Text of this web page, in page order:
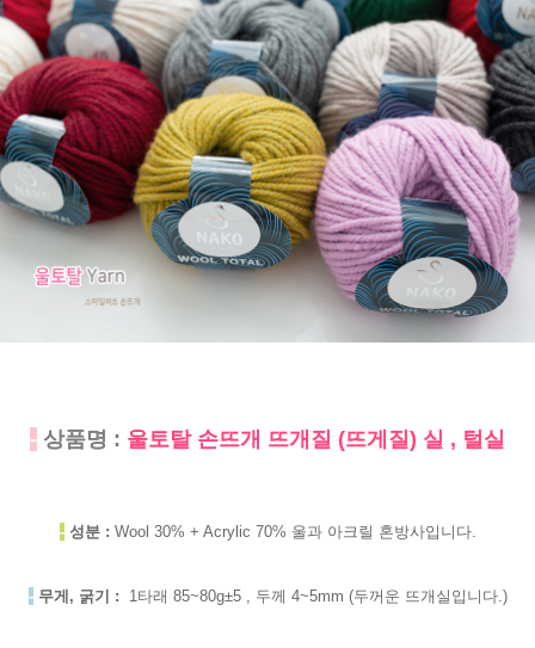
- 상품명 : 울토탈 손뜨개 뜨개질 (뜨게질) 실 , 털실
- 성분 : Wool 30% + Acrylic 70% 울과 아크릴 혼방사입니다.
- 무게, 굵기 : 1타래 85~80g±5 , 두께 4~5mm (두꺼운 뜨개실입니다.)